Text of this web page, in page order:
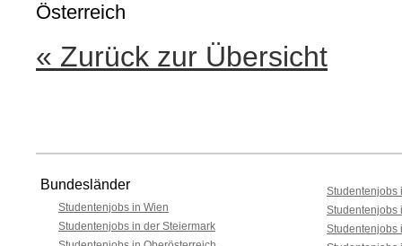
Österreich
« Zurück zur Übersicht
Bundesländer
Studentenjobs in Wien
Studentenjobs in der Steiermark
Studentenjobs
Studentenjobs
Studentenjobs